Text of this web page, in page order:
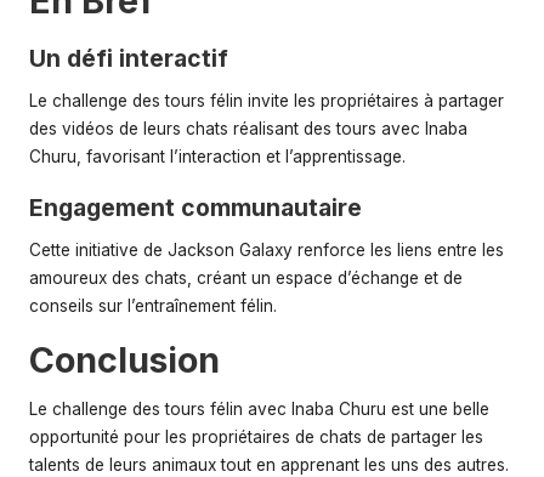
Un défi interactif
Le challenge des tours félin invite les propriétaires à partager
des vidéos de leurs chats réalisant des tours avec Inaba
Churu, favorisant l’interaction et l’apprentissage.
Engagement communautaire
Cette initiative de Jackson Galaxy renforce les liens entre les
amoureux des chats, créant un espace d’échange et de
conseils sur l’entraînement félin.
Conclusion
Le challenge des tours félin avec Inaba Churu est une belle
opportunité pour les propriétaires de chats de partager les
talents de leurs animaux tout en apprenant les uns des autres.